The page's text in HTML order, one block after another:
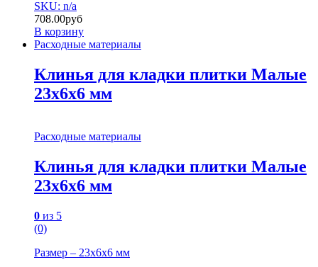
SKU: n/a
708.00руб
В корзину
Расходные материалы
Клинья для кладки плитки Малые
23х6х6 мм
Расходные материалы
Клинья для кладки плитки Малые
23х6х6 мм
0 из 5
(0)
Размер – 23х6х6 мм